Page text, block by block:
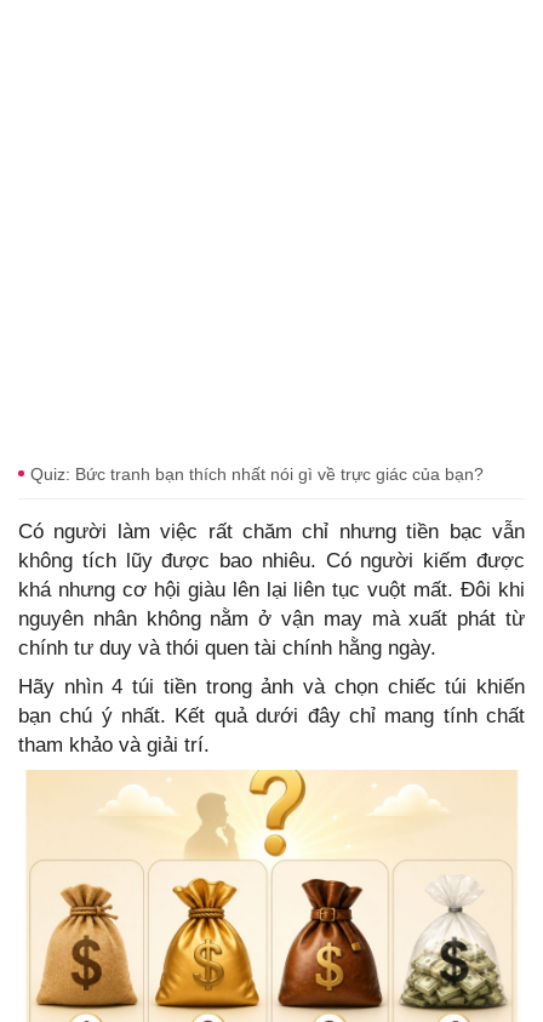
Quiz: Bức tranh bạn thích nhất nói gì về trực giác của bạn?
Có người làm việc rất chăm chỉ nhưng tiền bạc vẫn
không tích lũy được bao nhiêu. Có người kiếm được
khá nhưng cơ hội giàu lên lại liên tục vuột mất. Đôi khi
nguyên nhân không nằm ở vận may mà xuất phát từ
chính tư duy và thói quen tài chính hằng ngày.
Hãy nhìn 4 túi tiền trong ảnh và chọn chiếc túi khiến
bạn chú ý nhất. Kết quả dưới đây chỉ mang tính chất
tham khảo và giải trí.